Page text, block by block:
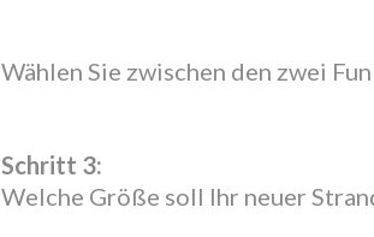
Wählen Sie zwischen den zwei
Schritt 3:
Welche Größe soll Ihr neuer